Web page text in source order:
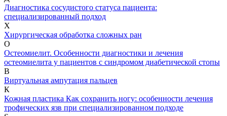
Диагностика сосудистого статуса пациента:
специализированный подход
Х
Хирургическая обработка сложных ран
О
Остеомиелит. Особенности диагностики и лечения
остеомиелита у пациентов с синдромом диабетической стопы
В
Виртуальная ампутация пальцев
К
Кожная пластика Как сохранить ногу: особенности лечения
трофических язв при специализированном подходе